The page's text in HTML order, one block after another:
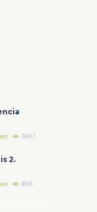
26611
2.
8026